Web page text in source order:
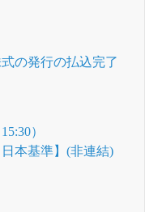
の発行の払込完了
）
本基準】(非連結)